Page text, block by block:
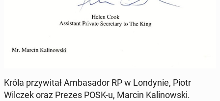
Króla przy­wi­tał Am­ba­sa­dor RP w Lon­dy­nie, Piotr
Wilczek oraz Prezes POSK-u, Marcin Ka­li­now­ski.